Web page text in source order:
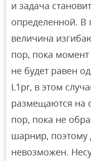
и задача
определенной. В
величина
пор, пока
не будет равен
L1pr, в этом
размещаются на
пор, пока не
шарнир, поэтому
невозможен.